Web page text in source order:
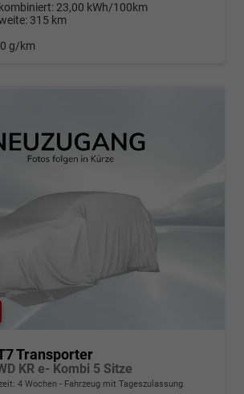
23,00 kWh/100km
315 km
0 g/km
Transporter
KR e- Kombi 5 Sitze
4 Wochen Fahrzeug mit Tageszulassung